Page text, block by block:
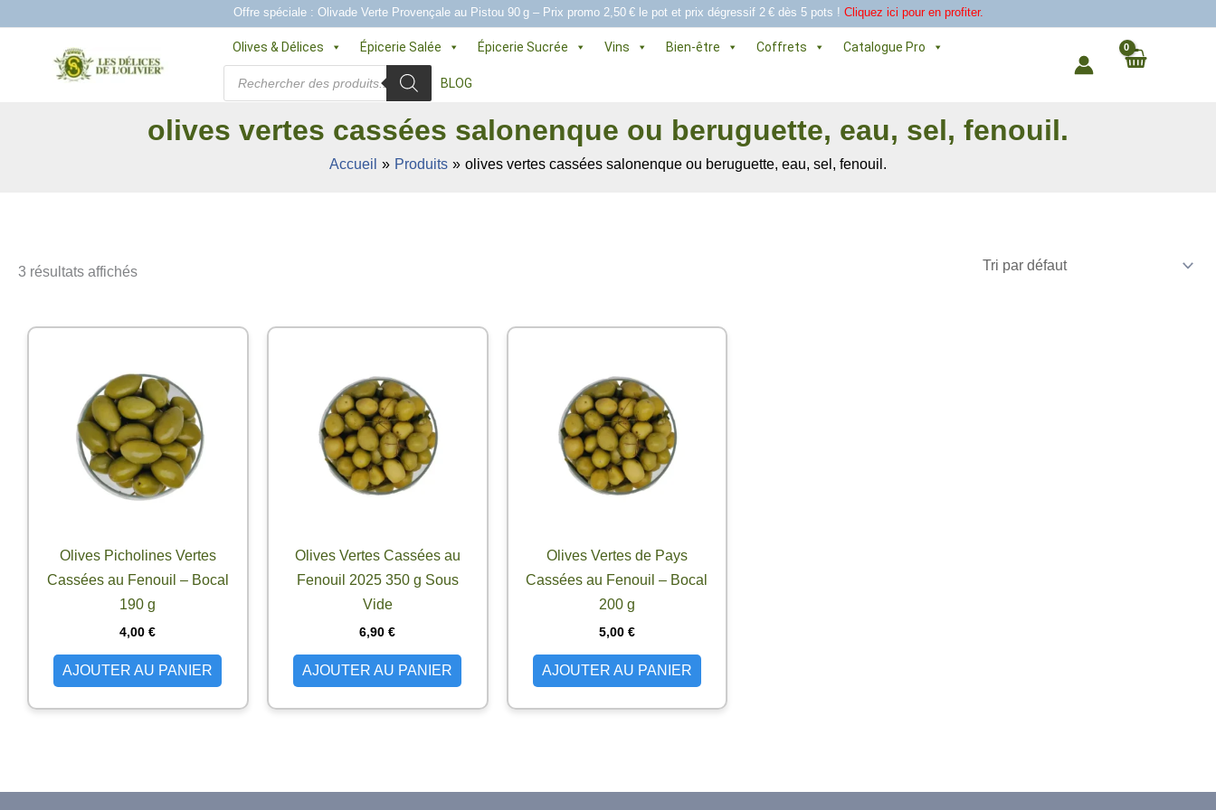
Offre spéciale : Olivade Verte Provençale au Pistou 90 g – Prix promo 2,50 € le pot et prix dégressif 2 € dès 5 pots ! Cliquez ici pour en profiter.
Olives & Délices Épicerie Salée Épicerie Sucrée Vins Bien-être Coffrets
Catalogue Pro
Recherche
BLOG
olives vertes cassées salonenque ou beruguette, eau, sel, fenouil.
Accueil Produits olives vertes cassées salonenque ou beruguette, eau, sel, fenouil.
3 résultats affichés
Olives Picholines Vertes
Cassées au Fenouil – Bocal
190 g
4,00€
AJOUTER AU PANIER
Olives Vertes Cassées au
Fenouil 2025 350 g Sous
Vide
6,90€
AJOUTER AU PANIER
Olives Vertes de Pays
Cassées au Fenouil – Bocal
200 g
5,00 €
AJOUTER AU PANIER